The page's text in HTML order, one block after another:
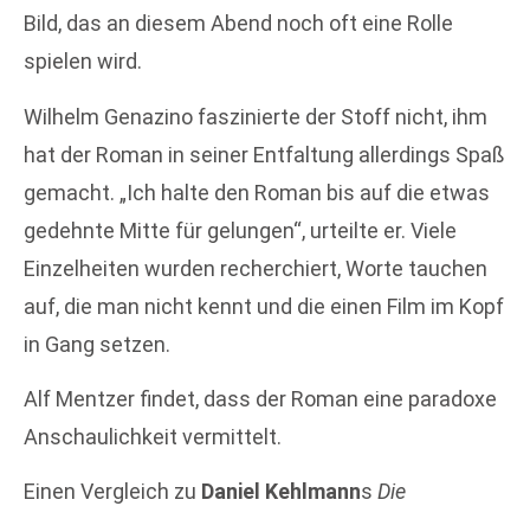
Bild, das an diesem Abend noch oft eine Rolle
spielen wird.
Wilhelm Genazino faszinierte der Stoff nicht, ihm
hat der Roman in seiner Entfaltung allerdings Spaß
gemacht. „Ich halte den Roman bis auf die etwas
gedehnte Mitte für gelungen“, urteilte er. Viele
Einzelheiten wurden recherchiert, Worte tauchen
auf, die man nicht kennt und die einen Film im Kopf
in Gang setzen.
Alf Mentzer findet, dass der Roman eine paradoxe
Anschaulichkeit vermittelt.
Einen Vergleich zu Daniel Kehlmanns Die